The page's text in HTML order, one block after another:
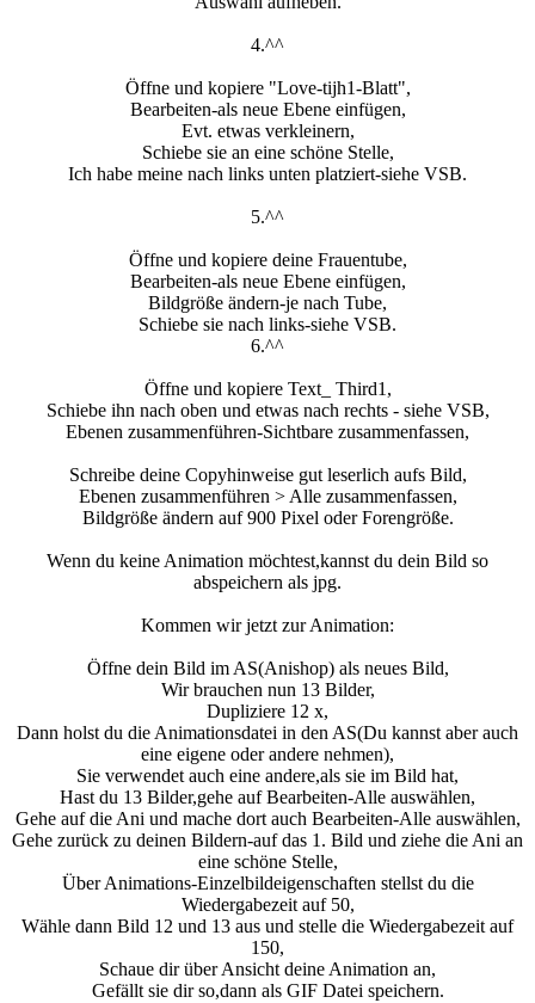
4.^^
Öffne und kopiere "Love-tijh1-Blatt",
Bearbeiten-als neue Ebene einfügen,
Evt. etwas verkleinern,
Schiebe sie an eine schöne Stelle,
Ich habe meine nach links unten platziert-siehe VSB.
5.^^
Öffne und kopiere deine Frauentube,
Bearbeiten-als neue Ebene einfügen,
Bildgröße ändern-je nach Tube,
Schiebe sie nach links-siehe VSB.
6.^^
Öffne und kopiere Text_ Third1,
Schiebe ihn nach oben und etwas nach rechts - siehe VSB,
Ebenen zusammenführen-Sichtbare zusammenfassen,
Schreibe deine Copyhinweise gut leserlich aufs Bild,
Ebenen zusammenführen > Alle zusammenfassen,
Bildgröße ändern auf 900 Pixel oder Forengröße.
Wenn du keine Animation möchtest,kannst du dein Bild so
abspeichern als jpg.
Kommen wir jetzt zur Animation:
Öffne dein Bild im AS(Anishop) als neues Bild,
Wir brauchen nun 13 Bilder,
Dupliziere 12 x,
Dann holst du die Animationsdatei in den AS(Du kannst aber auch
eine eigene oder andere nehmen),
Sie verwendet auch eine andere,als sie im Bild hat,
Hast du 13 Bilder,gehe auf Bearbeiten-Alle auswählen,
Gehe auf die Ani und mache dort auch Bearbeiten-Alle auswählen,
Gehe zurück zu deinen Bildern-auf das 1. Bild und ziehe die Ani an
eine schöne Stelle,
Über Animations-Einzelbildeigenschaften stellst du die
Wiedergabezeit auf 50,
Wähle dann Bild 12 und 13 aus und stelle die Wiedergabezeit auf
150,
Schaue dir über Ansicht deine Animation an,
Gefällt sie dir so,dann als GIF Datei speichern.